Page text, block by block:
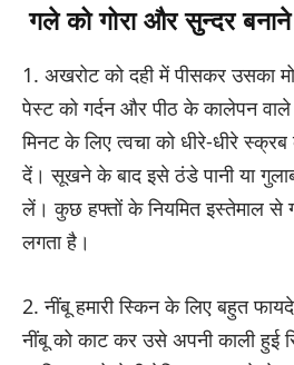
गले को गोरा और सुन्दर
1. अखरोट को दही में पीसकर उसका
पेस्‍ट को गर्दन और पीठ के कालेपन
मिनट के लिए त्‍वचा को धीरे-धीरे
दें। सूखने के बाद इसे ठंडे पानी या
लें। कुछ हफ्तों के नियमित इस्‍तेमाल से
लगता है।
2. नींबू हमारी स्किन के लिए बहुत
नींबू को काट कर उसे अपनी काली हुई